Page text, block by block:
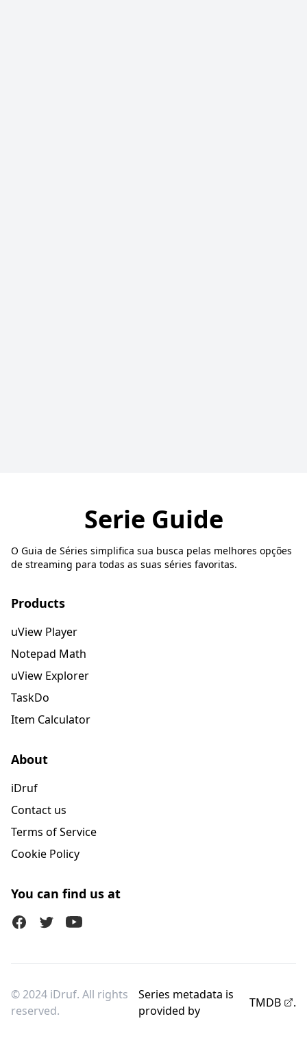
Serie Guide
O Guia de Séries simplifica sua busca pelas melhores opções
de streaming para todas as suas séries favoritas.
Products
uView Player
Notepad Math
uView Explorer
TaskDo
Item Calculator
About
iDruf
Contact us
Terms of Service
Cookie Policy
You can find us at
FacebookTwitter (X)Youtube
© 2024 iDruf. All rights
reserved.
Series metadata is
provided by
TMDB .